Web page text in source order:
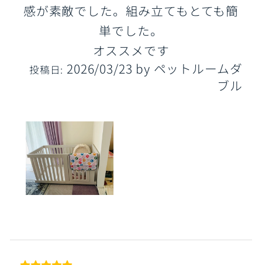
感が素敵でした。組み立てもとても簡
単でした。
オススメです
投稿日: 2026/03/23 by ペットルームダ
ブル